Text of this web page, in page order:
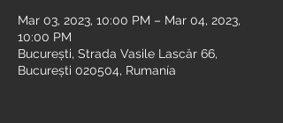
Mar 03, 2023, 10:00 PM – Mar 04, 2023,
10:00 PM
București, Strada Vasile Lascăr 66,
București 020504, Rumanía